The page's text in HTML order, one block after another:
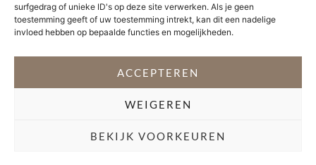
surfgedrag of unieke ID's op deze site verwerken. Als je geen
toestemming geeft of uw toestemming intrekt, kan dit een nadelige
invloed hebben op bepaalde functies en mogelijkheden.
ACCEPTEREN
WEIGEREN
BEKIJK VOORKEUREN